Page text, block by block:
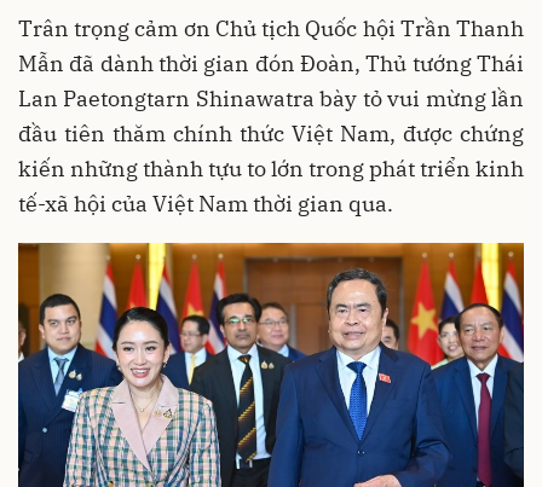
Trân trọng cảm ơn Chủ tịch Quốc hội Trần Thanh
Mẫn đã dành thời gian đón Đoàn, Thủ tướng Thái
Lan Paetongtarn Shinawatra bày tỏ vui mừng lần
đầu tiên thăm chính thức Việt Nam, được chứng
kiến những thành tựu to lớn trong phát triển kinh
tế-xã hội của Việt Nam thời gian qua.